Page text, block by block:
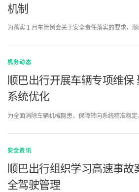
机制
为落实 1 月车管例会关于安全责任落实的要求，
机务动态
顺巴出行开展车辆专项维保
系统优化
为全面消除车辆机械隐患，保障转向系统精准稳
安全资讯
顺巴出行组织学习高速事故
全驾驶管理